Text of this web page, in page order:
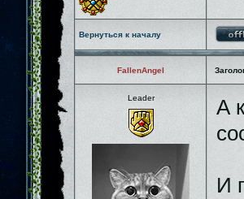
Вернуться к началу
FallenAngel
Leader
А
И